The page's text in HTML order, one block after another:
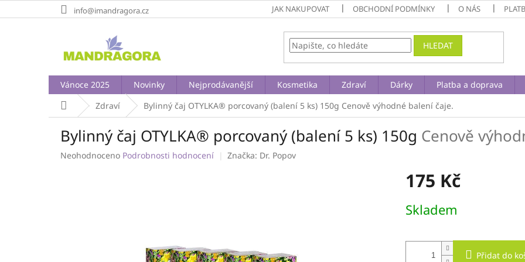
na
info@imandragora.cz JAK NAKUPOVAT OBCHODNÍ PODMÍNKY O NÁS
HLEDAT
Vánoce 2025 Novinky Nejprodávanější Kosmetika Zdraví Dárky Platba a doprava
Domů Zdraví Bylinný čaj OTYLKA® porcovaný (balení 5 ks) 150g Cenově výhodné balení čaje.
Bylinný čaj OTYLKA® porcovaný (balení 5 ks) 150g Cenově
Průměrné
Neohodnoceno Podrobnosti hodnocení Značka: Dr. Popov
175 Kč
cena:
Skladem
Přidat do